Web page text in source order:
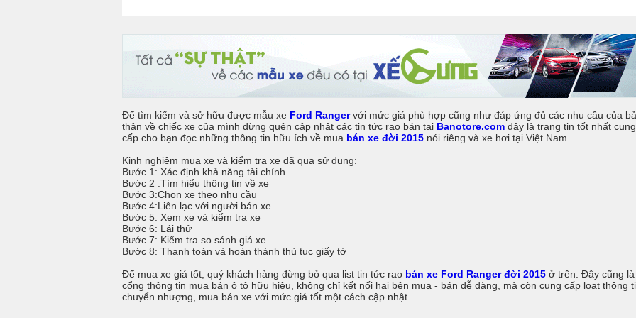
Để tìm kiếm và sở hữu được mẫu xe Ford Rangervới mức giá phù hợp cũng như đáp ứng đủ các nhu cầu của
thân về chiếc xe của mình đừng quên cập nhật các tin tức rao bán tại Banotore.com đây là trang tin tốt nhất cung
cấp cho bạn đọc những thông tin hữu ích về mua bán xe đời 2015 nói riêng và xe hơi tại Việt Nam.
Kinh nghiệm mua xe và kiểm tra xe đã qua sử dụng:
Bước 1: Xác định khả năng tài chính
Bước 2 :Tìm hiểu thông tin về xe
Bước 3:Chọn xe theo nhu cầu
Bước 4:Liên lạc với người bán xe
Bước 5: Xem xe và kiểm tra xe
Bước 6: Lái thử
Bước 7: Kiểm tra so sánh giá xe
Bước 8: Thanh toán và hoàn thành thủ tục giấy tờ
Để mua xe giá tốt, quý khách hàng đừng bỏ qua list tin tức rao bán xe Ford Ranger đời 2015 ở trên. Đây cũng là
cổng thông tin mua bán ô tô hữu hiệu, không chỉ kết nối hai bên mua - bán dễ dàng, mà còn cung cấp loạt thông
chuyển nhượng, mua bán xe với mức giá tốt một cách cập nhật.